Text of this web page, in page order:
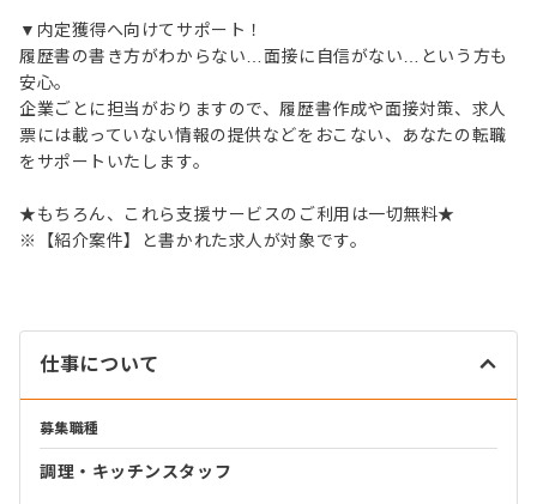
▼内定獲得へ向けてサポート！
履歴書の書き方がわからない…面接に自信がない…という方も
安心。
企業ごとに担当がおりますので、履歴書作成や面接対策、求人
票には載っていない情報の提供などをおこない、あなたの転職
をサポートいたします。
★もちろん、これら支援サービスのご利用は一切無料★
※【紹介案件】と書かれた求人が対象です。
仕事について
募集職種
調理・キッチンスタッフ